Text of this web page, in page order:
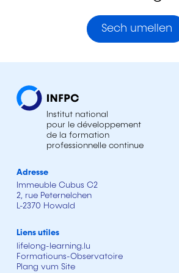
Sech umellen
Institut national
pour le développement
de la formation
professionnelle continue
Adresse
Immeuble Cubus C2
2, rue Peternelchen
L-2370 Howald
Liens utiles
lifelong-learning.lu
Formatiouns-Observatoire
Plang vum Site